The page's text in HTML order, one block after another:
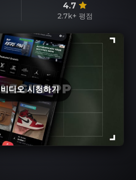
4.7
2.7k+ 평점
비디오 시청하기